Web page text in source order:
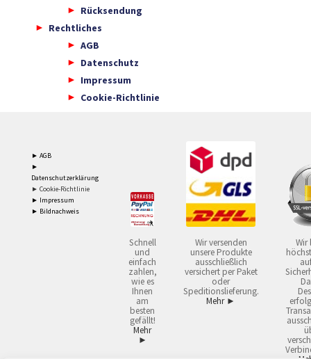
Rücksendung
Rechtliches
AGB
Datenschutz
Impressum
Cookie-Richtlinie
► AGB
►
Datenschutzerklärung
► Cookie-Richtlinie
► Impressum
► Bildnachweis
Schnell
und
einfach
zahlen,
wie es
Ihnen
am
besten
gefällt!
Mehr
►
Wir versenden
unsere Produkte
ausschließlich
versichert per Paket
oder
Speditionslieferung.
Mehr ►
Wir